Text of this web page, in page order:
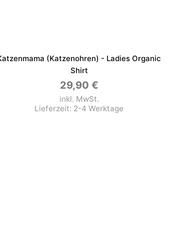
(Katzenohren) - Ladies Organic
Shirt
29,90 €
inkl. MwSt.
Lieferzeit: 2-4 Werktage